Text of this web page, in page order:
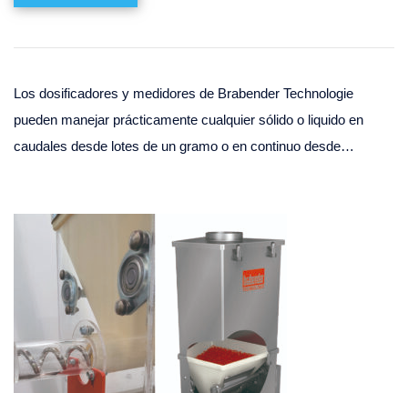
Los dosificadores y medidores de Brabender Technologie
pueden manejar prácticamente cualquier sólido o liquido en
caudales desde lotes de un gramo o en continuo desde…